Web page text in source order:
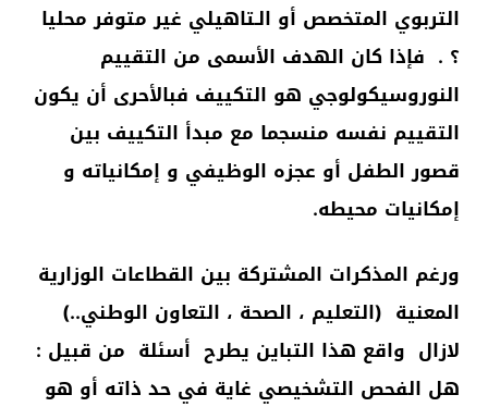
التربوي المتخصص أو الـتاهيلي غير متوفر محليا
؟ . فإذا كان الهدف الأسمى من التقييم
النوروسيكولوجي هو التكييف فبالأحرى أن يكون
التقييم نفسه منسجما مع مبدأ التكييف بين
قصور الطفل أو عجزه الوظيفي و إمكانياته و
إمكانيات محيطه.
ورغم المذكرات المشتركة بين القطاعات الوزارية
المعنية (التعليم ، الصحة ، التعاون الوطني..)
لازال واقع هذا التباين يطرح أسئلة من قبيل :
هل الفحص التشخيصي غاية في حد ذاته أو هو